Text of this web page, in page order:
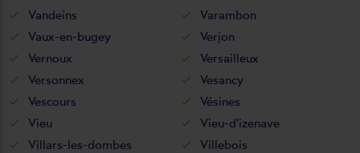
Vandeins
Varambon
Vaux-en-bugey
Verjon
Vernoux
Versailleux
Versonnex
Vesancy
Vescours
Vésines
Vieu
Vieu-d'izenave
Villars-les-dombes
Villebois